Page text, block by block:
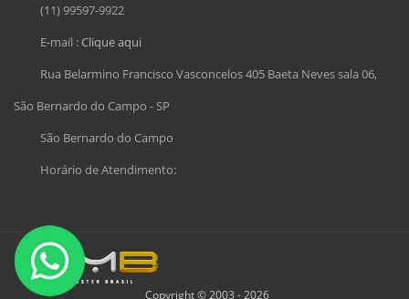
(11) 99597-9922
E-mail :Clique aqui
Rua Belarmino Francisco Vasconcelos 405 Baeta Neves sala 06,
São Bernardo do Campo - SP
São Bernardo do Campo
Horário de Atendimento:
Copyright © 2003 - 2026